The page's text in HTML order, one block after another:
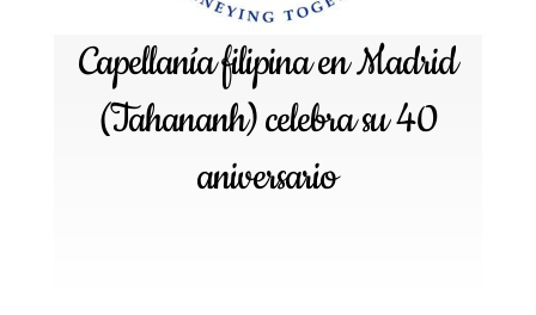
Capellanía filipina en Madrid
(Tahananh) celebra su 40
aniversario